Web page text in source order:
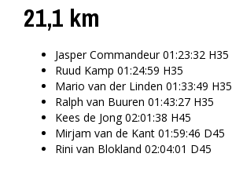
21,1 km
Jasper Commandeur 01:23:32 H35
Ruud Kamp 01:24:59 H35
Mario van der Linden 01:33:49 H35
Ralph van Buuren 01:43:27 H35
Kees de Jong 02:01:38 H45
Mirjam van de Kant 01:59:46 D45
Rini van Blokland 02:04:01 D45